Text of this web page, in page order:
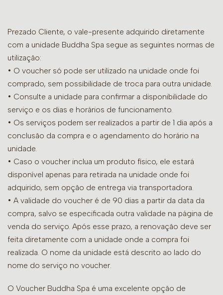
Prezado Cliente, o vale-presente adquirido diretamente
com a unidade Buddha Spa segue as seguintes normas de
utilização:
• O voucher só pode ser utilizado na unidade onde foi
comprado, sem possibilidade de troca para outra unidade.
• Consulte a unidade para confirmar a disponibilidade do
serviço e os dias e horários de funcionamento.
• Os serviços podem ser realizados a partir de 1 dia após a
conclusão da compra e o agendamento do horário na
unidade.
• Caso o voucher inclua um produto físico, ele estará
disponível apenas para retirada na unidade onde foi
adquirido, sem opção de entrega via transportadora.
• A validade do voucher é de 90 dias a partir da data da
compra, salvo se especificada outra validade na página de
venda do serviço. Após esse prazo, a renovação deve ser
feita diretamente com a unidade onde a compra foi
realizada. O nome da unidade está descrito ao lado do
nome do serviço no voucher.
O Voucher Buddha Spa é uma excelente opção de